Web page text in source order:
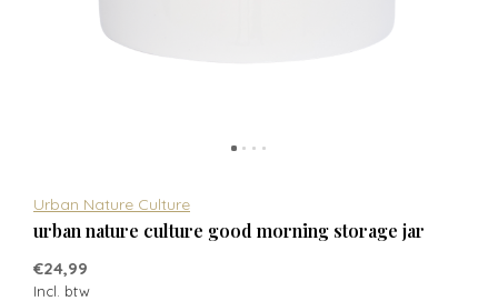
Urban Nature Culture
urban nature culture good morning storage jar
€24,99
Incl. btw